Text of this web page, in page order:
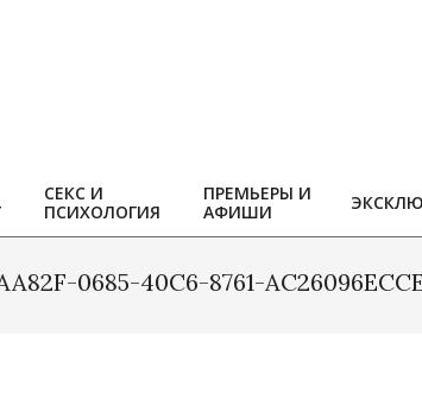
СЕКС И
ПСИХОЛОГИЯ
ПРЕМЬЕРЫ И
АФИШИ
0685-40C6-8761-